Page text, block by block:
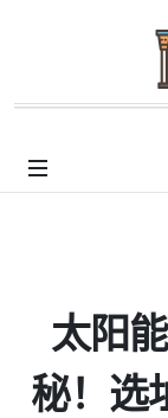
太阳
秘！选